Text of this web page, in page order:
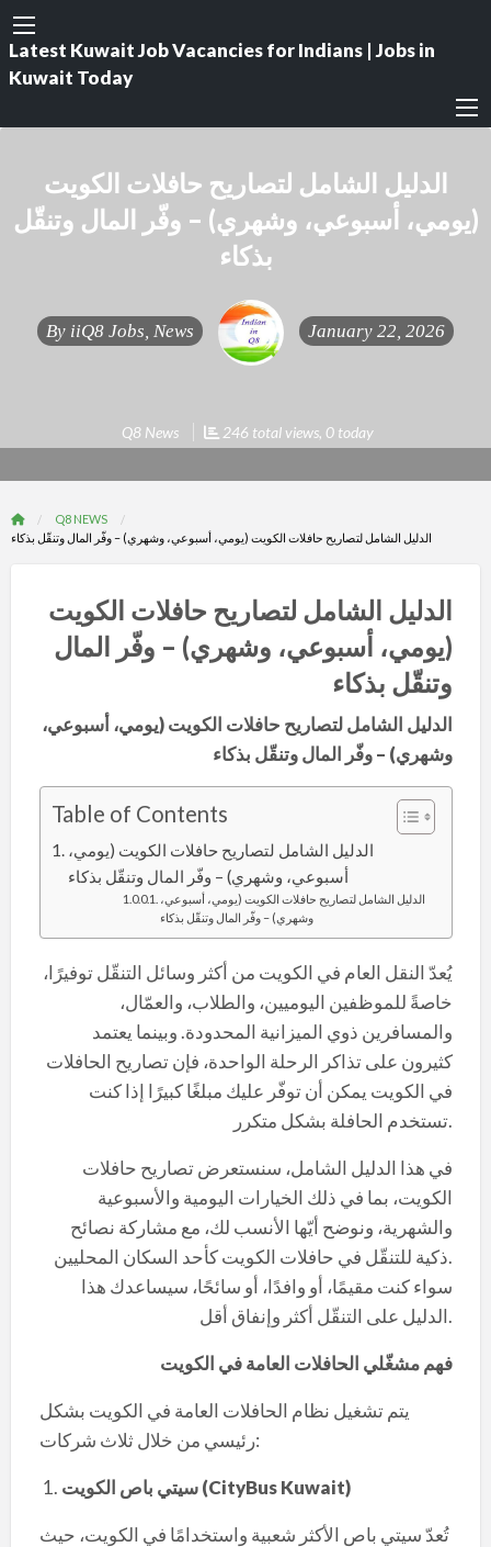
Latest Kuwait Job Vacancies for Indians | Jobs in
Kuwait Today
الدليل الشامل لتصاريح حافلات الكويت
(يومي، أسبوعي، وشهري) – وفّر المال وتنقّل
بذكاء
By iiQ8 Jobs, News January 22, 2026
Q8 News 246 total views, 0 today
Q8 NEWS
الدليل الشامل لتصاريح حافلات الكويت (يومي، أسبوعي، وشهري) – وفّر المال وتنقّل بذكاء
الدليل الشامل لتصاريح حافلات الكويت
(يومي، أسبوعي، وشهري) – وفّر المال
وتنقّل بذكاء
الدليل الشامل لتصاريح حافلات الكويت (يومي، أسبوعي،
وشهري) – وفّر المال وتنقّل بذكاء
Table of Contents
الدليل الشامل لتصاريح حافلات الكويت (يومي،
أسبوعي، وشهري) – وفّر المال وتنقّل بذكاء
الدليل الشامل لتصاريح حافلات الكويت (يومي، أسبوعي،
وشهري) – وفّر المال وتنقّل بذكاء
يُعدّ النقل العام في الكويت من أكثر وسائل التنقّل توفيرًا،
خاصةً للموظفين اليوميين، والطلاب، والعمّال،
والمسافرين ذوي الميزانية المحدودة. وبينما يعتمد
كثيرون على تذاكر الرحلة الواحدة، فإن تصاريح الحافلات
في الكويت يمكن أن توفّر عليك مبلغًا كبيرًا إذا كنت
تستخدم الحافلة بشكل متكرر.
في هذا الدليل الشامل، سنستعرض تصاريح حافلات
الكويت، بما في ذلك الخيارات اليومية والأسبوعية
والشهرية، ونوضح أيّها الأنسب لك، مع مشاركة نصائح
ذكية للتنقّل في حافلات الكويت كأحد السكان المحليين.
سواء كنت مقيمًا، أو وافدًا، أو سائحًا، سيساعدك هذا
الدليل على التنقّل أكثر وإنفاق أقل.
فهم مشغّلي الحافلات العامة في الكويت
يتم تشغيل نظام الحافلات العامة في الكويت بشكل
رئيسي من خلال ثلاث شركات:
سيتي باص الكويت(CityBus Kuwait)
تُعدّ سيتي باص الأكثر شعبية واستخدامًا في الكويت، حيث